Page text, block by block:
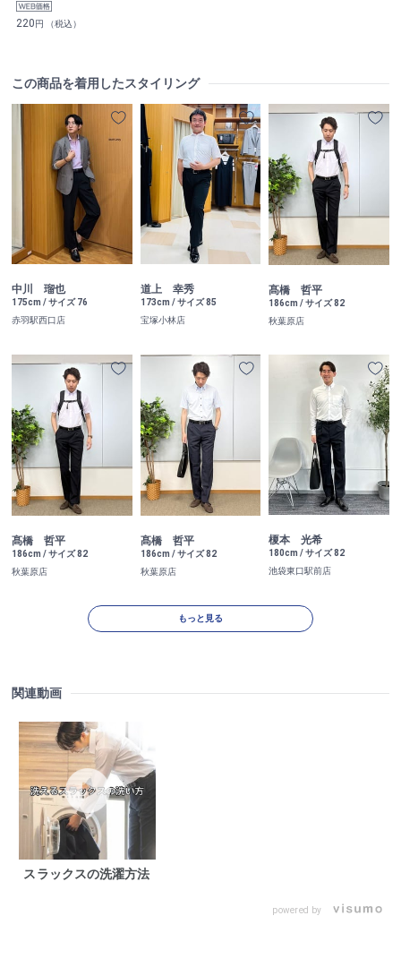
220円 （税込）
この商品を着用したスタイリング
中川 瑠也
175cm / サイズ 76
赤羽駅西口店
道上 幸秀
173cm / サイズ 85
宝塚小林店
髙橋 哲平
186cm / サイズ 82
秋葉原店
髙橋 哲平
186cm / サイズ 82
秋葉原店
髙橋 哲平
186cm / サイズ 82
秋葉原店
榎本 光希
180cm / サイズ 82
池袋東口駅前店
もっと見る
関連動画
スラックスの洗濯方法
powered by